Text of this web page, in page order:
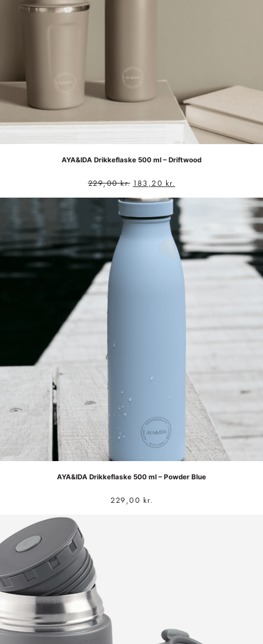
AYA&IDA Drikkeflaske 500 ml – Driftwood
229,00kr. 183,20 kr.
AYA&IDA Drikkeflaske 500 ml – Powder Blue
229,00 kr.